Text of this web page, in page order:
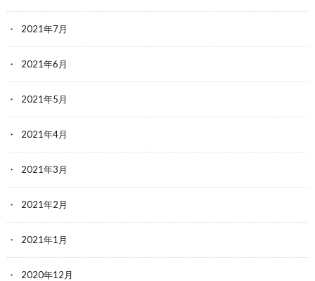
2021年7月
2021年6月
2021年5月
2021年4月
2021年3月
2021年2月
2021年1月
2020年12月